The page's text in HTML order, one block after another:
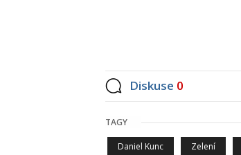
Diskuse 0
TAGY
Daniel Kunc Zelení